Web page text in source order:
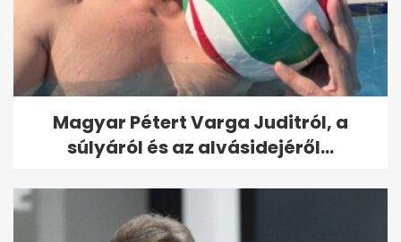
Magyar Pétert Varga Juditról, a
súlyáról és az alvásidejéről...